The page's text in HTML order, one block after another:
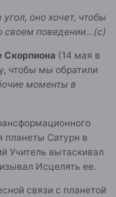
оно хочет, чтобы
своем поведении…(с)
Скорпиона (14 мая в
чтобы мы обратили
моменты в
планеты Сатурн в
Учитель вытаскивал
Исцелять ее.
связи с планетой